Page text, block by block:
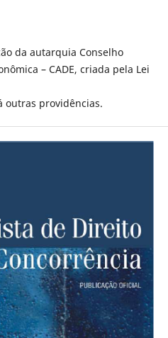
da autarquia Conselho
– CADE, criada pela Lei
outras providências.